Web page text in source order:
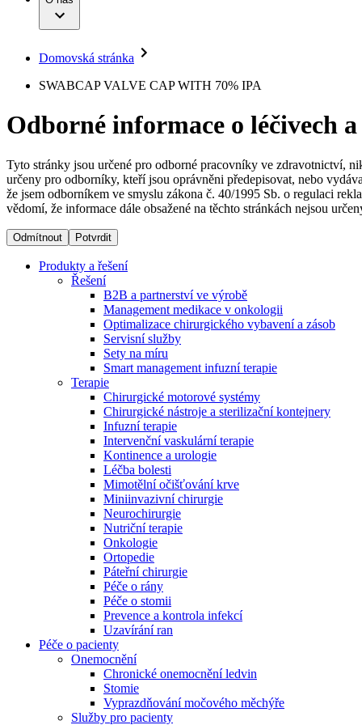
Léčba bolesti
Mimotělní očišťování krve
Neurochirurgie
Onkologie
Ortopedie
Péče o rány
Péče o stomii
Prevence a kontrola infekcí
Uzavírání ran
Terapie
Onemocnění
B. Braun Avitum
Vaše příležitost​
Nabídky pracovních míst
Objevte své kariérní příležitosti ​v B. Braun. Vyhledejte náš trh
Média
Tiskové zprávy
Kontakt
Registrace k odběru newsletteru
Společnost
Odpovědnost
Domovská stránka
SWABCAP VALVE CAP WITH 70% IPA
Odborné informace o léčivech
Tyto stránky jsou určené pro odborné pracovníky ve zdravotnictví,
určeny pro odborníky, kteří jsou oprávněni předepisovat, nebo
že jsem odborníkem ve smyslu zákona č. 40/1995 Sb. o regulaci
vědomí, že informace dále obsažené na těchto stránkách nejsou
Odmítnout Potvrdit
Produkty a řešení
Řešení
B2B a partnerství ve výrobě
Management medikace v onkologii
Optimalizace chirurgického vybavení a zásob
Servisní služby
Sety na míru
Smart management infuzní terapie​
Terapie
Chirurgické motorové systémy
Chirurgické nástroje a sterilizační kontejnery
Infuzní terapie
Intervenční vaskulární terapie
Kontinence a urologie
Léčba bolesti
Mimotělní očišťování krve
Miniinvazivní chirurgie
Neurochirurgie
Nutriční terapie
Onkologie
Ortopedie
Páteřní chirurgie
Péče o rány
Péče o stomii
Prevence a kontrola infekcí
Uzavírání ran
Péče o pacienty
Onemocnění
Chronické onemocnění ledvin
Stomie
Vyprazdňování močového měchýře
Služby pro pacienty